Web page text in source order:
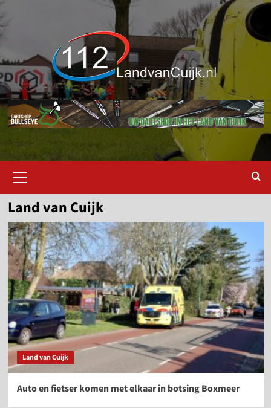
naar
de
menu
Land van Cuijk
Land van Cuijk
Auto en fietser komen met elkaar in botsing Boxmeer